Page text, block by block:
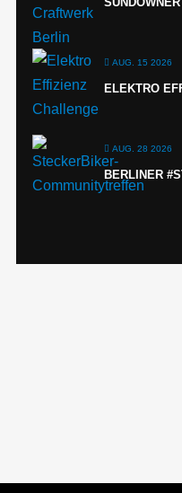
AUG. 15 2026
ELEKTRO
AUG. 28 2026
BERLINER